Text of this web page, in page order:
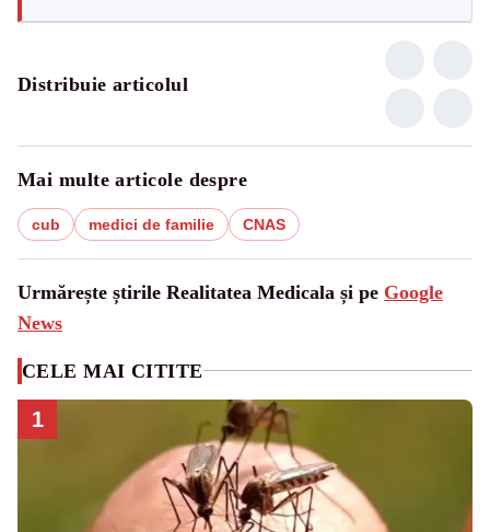
Distribuie articolul
Mai multe articole despre
cub medici de familie CNAS
Urmărește știrile Realitatea Medicala și pe Google
News
CELE MAI CITITE
1